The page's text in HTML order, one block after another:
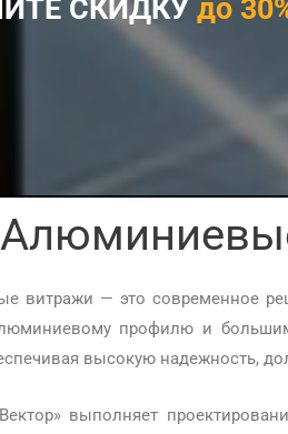
СКИДКУ до
витражи — это современное
профилю и большим
высокую надежность,
выполняет